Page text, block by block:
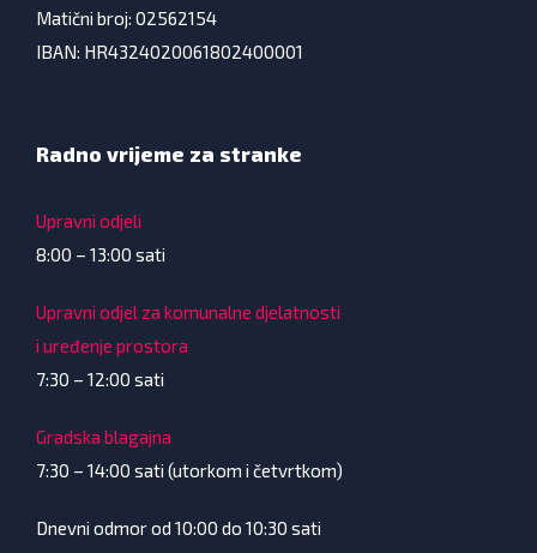
Matični broj: 02562154
IBAN: HR4324020061802400001
Radno vrijeme za stranke
Upravni odjeli
8:00 – 13:00 sati
Upravni odjel za komunalne djelatnosti
i uređenje prostora
7:30 – 12:00 sati
Gradska blagajna
7:30 – 14:00 sati (utorkom i četvrtkom)
Dnevni odmor od 10:00 do 10:30 sati